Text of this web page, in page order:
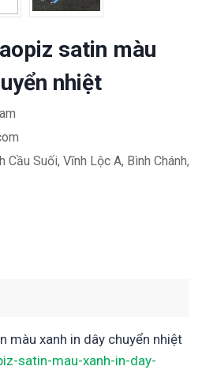
satin màu
nhiệt
Suối, Vĩnh Lộc A, Bình Chánh,
màu xanh in dây chuyển nhiệt
satin-mau-xanh-in-day-